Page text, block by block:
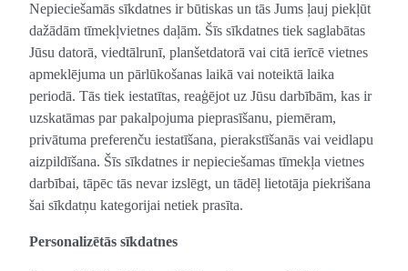
Nepieciešamās sīkdatnes ir būtiskas un tās Jums ļauj piekļūt
dažādām tīmekļvietnes daļām. Šīs sīkdatnes tiek saglabātas
Jūsu datorā, viedtālrunī, planšetdatorā vai citā ierīcē vietnes
apmeklējuma un pārlūkošanas laikā vai noteiktā laika
periodā. Tās tiek iestatītas, reaģējot uz Jūsu darbībām, kas ir
uzskatāmas par pakalpojuma pieprasīšanu, piemēram,
privātuma preferenču iestatīšana, pierakstīšanās vai veidlapu
aizpildīšana. Šīs sīkdatnes ir nepieciešamas tīmekļa vietnes
darbībai, tāpēc tās nevar izslēgt, un tādēļ lietotāja piekrišana
šai sīkdatņu kategorijai netiek prasīta.
Personalizētās sīkdatnes